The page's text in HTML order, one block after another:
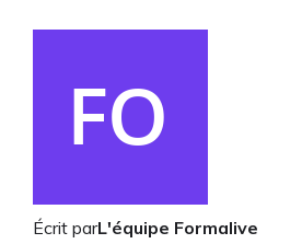
Écrit parL'équipe Formalive